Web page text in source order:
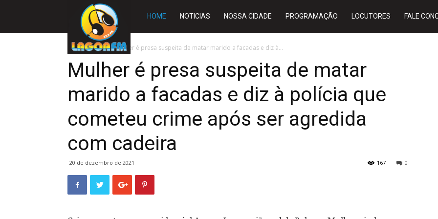
Rádio
Lagoa
FM
HOME NOTICIAS NOSSA CIDADE PROGRAMAÇÃO LOCUTORES FALE
Início SLIDE Mulher é presa suspeita de matar marido a facadas e diz à...
Mulher é presa suspeita de matar
marido a facadas e diz à polícia que
cometeu crime após ser agredida
com cadeira
20 de dezembro de 2021 0
167